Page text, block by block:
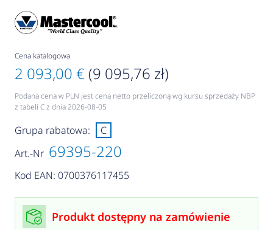
Cena katalogowa
2 093,00 € (9 095,76 zł)
Podana cena w PLN jest ceną netto przeliczoną wg kursu sprzedaży NBP
z tabeli C z dnia 2026-08-05
Art.-Nr 69395-220
Kod EAN: 0700376117455
Grupa rabatowa: C
Produkt dostępny na zamówienie